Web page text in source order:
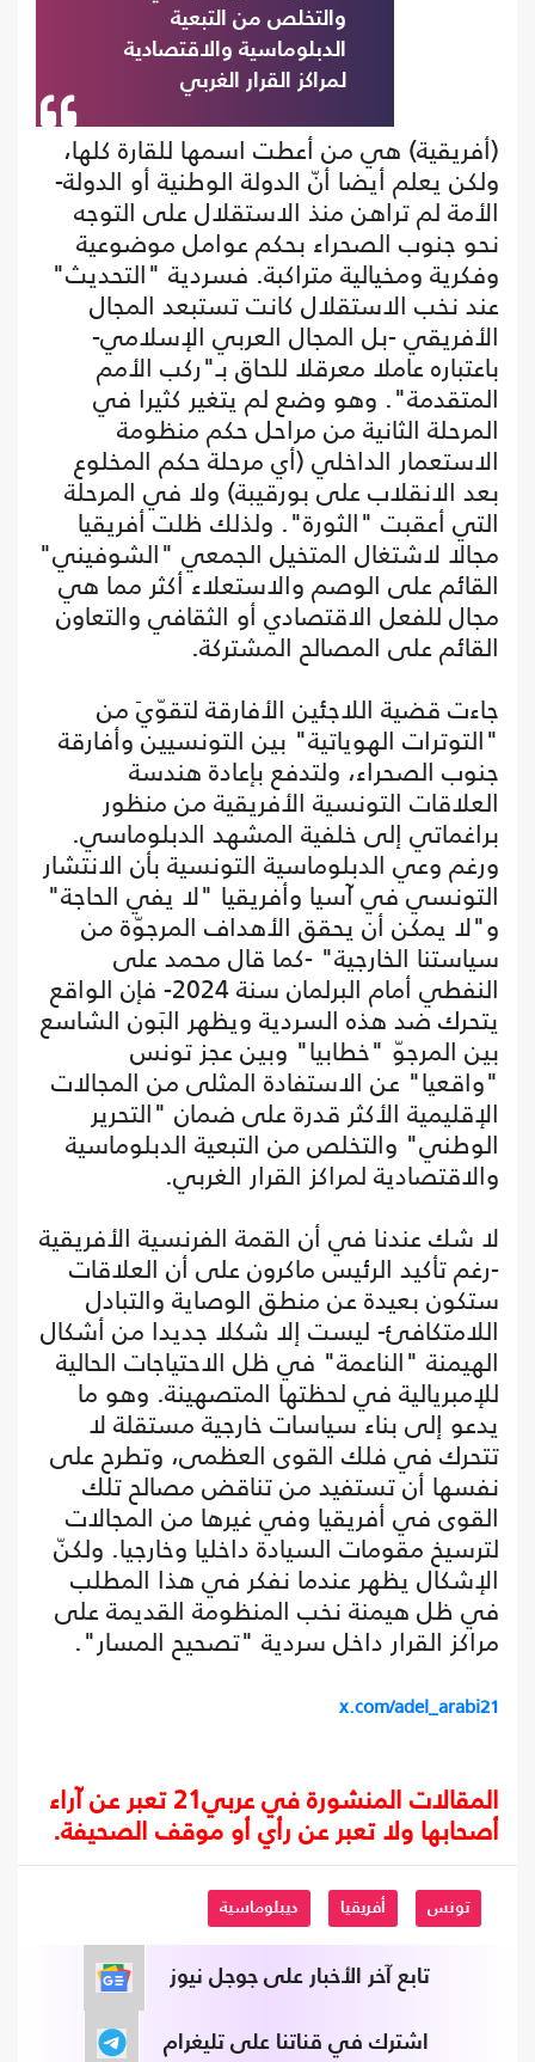
والتخلص من التبعية
الدبلوماسية والاقتصادية
لمراكز القرار الغربي
(أفريقية) هي من أعطت اسمها للقارة كلها،
ولكن يعلم أيضا أنّ الدولة الوطنية أو الدولة-
الأمة لم تراهن منذ الاستقلال على التوجه
نحو جنوب الصحراء بحكم عوامل موضوعية
وفكرية ومخيالية متراكبة. فسردية "التحديث"
عند نخب الاستقلال كانت تستبعد المجال
الأفريقي -بل المجال العربي الإسلامي-
باعتباره عاملا معرقلا للحاق بـ"ركب الأمم
المتقدمة". وهو وضع لم يتغير كثيرا في
المرحلة الثانية من مراحل حكم منظومة
الاستعمار الداخلي (أي مرحلة حكم المخلوع
بعد الانقلاب على بورقيبة) ولا في المرحلة
التي أعقبت "الثورة". ولذلك ظلت أفريقيا
مجالا لاشتغال المتخيل الجمعي "الشوفيني"
القائم على الوصم والاستعلاء أكثر مما هي
مجال للفعل الاقتصادي أو الثقافي والتعاون
القائم على المصالح المشتركة.
جاءت قضية اللاجئين الأفارقة لتقوّيَ من
"التوترات الهوياتية" بين التونسيين وأفارقة
جنوب الصحراء، ولتدفع بإعادة هندسة
العلاقات التونسية الأفريقية من منظور
براغماتي إلى خلفية المشهد الدبلوماسي.
ورغم وعي الدبلوماسية التونسية بأن الانتشار
التونسي في آسيا وأفريقيا "لا يفي الحاجة"
و"لا يمكن أن يحقق الأهداف المرجوّة من
سياستنا الخارجية" -كما قال محمد على
النفطي أمام البرلمان سنة 2024- فإن الواقع
يتحرك ضد هذه السردية ويظهر البَون الشاسع
بين المرجوّ "خطابيا" وبين عجز تونس
"واقعيا" عن الاستفادة المثلى من المجالات
الإقليمية الأكثر قدرة على ضمان "التحرير
الوطني" والتخلص من التبعية الدبلوماسية
والاقتصادية لمراكز القرار الغربي.
لا شك عندنا في أن القمة الفرنسية الأفريقية
-رغم تأكيد الرئيس ماكرون على أن العلاقات
ستكون بعيدة عن منطق الوصاية والتبادل
اللامتكافئ- ليست إلا شكلا جديدا من أشكال
الهيمنة "الناعمة" في ظل الاحتياجات الحالية
للإمبريالية في لحظتها المتصهينة. وهو ما
يدعو إلى بناء سياسات خارجية مستقلة لا
تتحرك في فلك القوى العظمى، وتطرح على
نفسها أن تستفيد من تناقض مصالح تلك
القوى في أفريقيا وفي غيرها من المجالات
لترسيخ مقومات السيادة داخليا وخارجيا. ولكنّ
الإشكال يظهر عندما نفكر في هذا المطلب
في ظل هيمنة نخب المنظومة القديمة على
مراكز القرار داخل سردية "تصحيح المسار".
x.com/adel_arabi21
المقالات المنشورة في عربي21 تعبر عن آراء
أصحابها ولا تعبر عن رأي أو موقف الصحيفة.
تونس أفريقيا ديبلوماسية
تابع آخر الأخبار على جوجل نيوز
اشترك في قناتنا على تليغرام